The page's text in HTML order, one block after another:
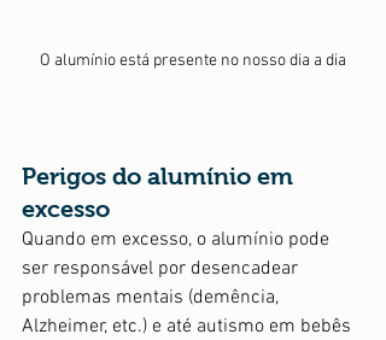
O alumínio está presente no nosso dia a dia
Perigos do alumínio em
excesso
Quando em excesso, o alumínio pode
ser responsável por desencadear
problemas mentais (demência,
Alzheimer, etc.) e até autismo em bebês